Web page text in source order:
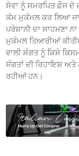
ਸੇਵਾ ਨੂੰ ਸਮਰਪਿਤ ਫ਼ੌਜ ਦੇ
ਕੰਮ ਮੁਕੰਮਲ ਕਰ ਲਿਆ
ਪਰੇਸ਼ਾਨੀ ਦਾ ਸਾਹਮਣਾ
ਮੁਕੰਮਲ ਤਿਆਰੀਆਂ
ਵਾਲੀ ਸੰਗਤ ਨੂੰ ਕਿਸੇ
ਸੰਗਤਾਂ ਦੀ ਰਿਹਾਇਸ਼
ਰਹੀਆਂ ਹਨ।